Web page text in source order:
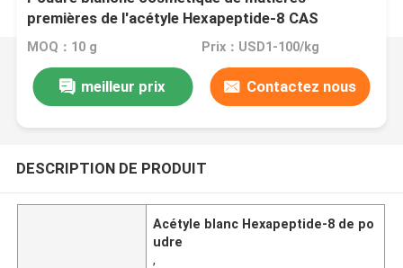
premières de l'acétyle Hexapeptide-8 CAS
616204-22-9 d'
MOQ：10 g Prix：USD1-100/kg
meilleur prix Contactez nous
DESCRIPTION DE PRODUIT
Acétyle blanc Hexapeptide-8 de po
udre
,